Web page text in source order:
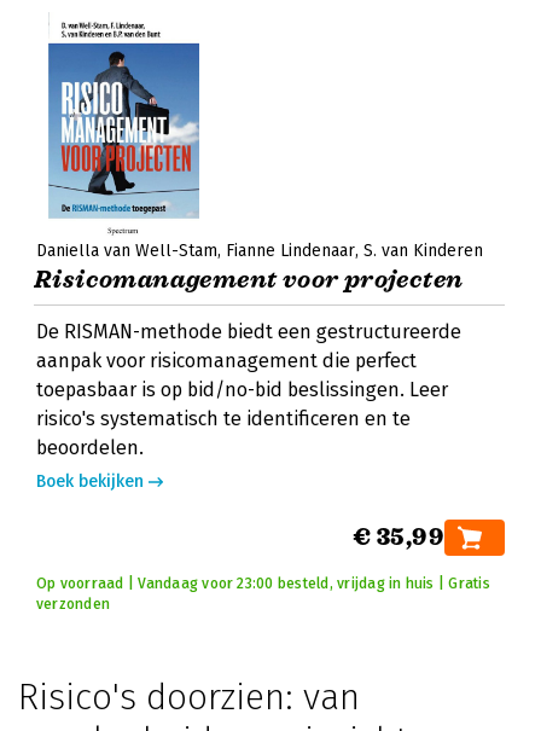
Daniella van Well-Stam Fianne Lindenaar S. van Kinderen
Risicomanagement voor projecten
De RISMAN-methode biedt een gestructureerde
aanpak voor risicomanagement die perfect
toepasbaar is op bid/no-bid beslissingen. Leer
risico's systematisch te identificeren en te
beoordelen.
Boek bekijken
€ 35,99
Op voorraad | Vandaag voor 23:00 besteld, vrijdag in huis | Gratis
verzonden
Risico's doorzien: van